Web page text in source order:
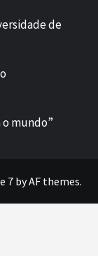
de
mundo”
7by AF themes.